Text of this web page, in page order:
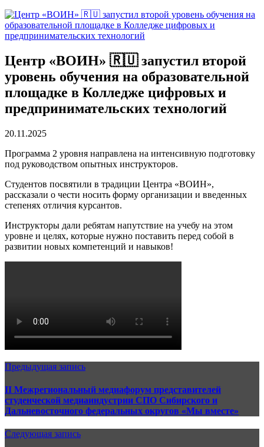
Центр «ВОИН» 🇷🇺 запустил второй
уровень обучения на образовательной
площадке в Колледже цифровых и
предпринимательских технологий
20.11.2025
Программа 2 уровня направлена на интенсивную подготовку
под руководством опытных инструкторов.
Студентов посвятили в традиции Центра «ВОИН»,
рассказали о чести носить форму организации и введенных
степенях отличия курсантов.
Инструкторы дали ребятам напутствие на учебу на этом
уровне и целях, которые нужно поставить перед собой в
развитии новых компетенций и навыков!
Предыдущая запись
II Межрегиональный медиафорум представителей
студенческой медиаиндустрии СПО Сибирского и
Дальневосточного федеральных округов «Мы вместе»
Следующая запись